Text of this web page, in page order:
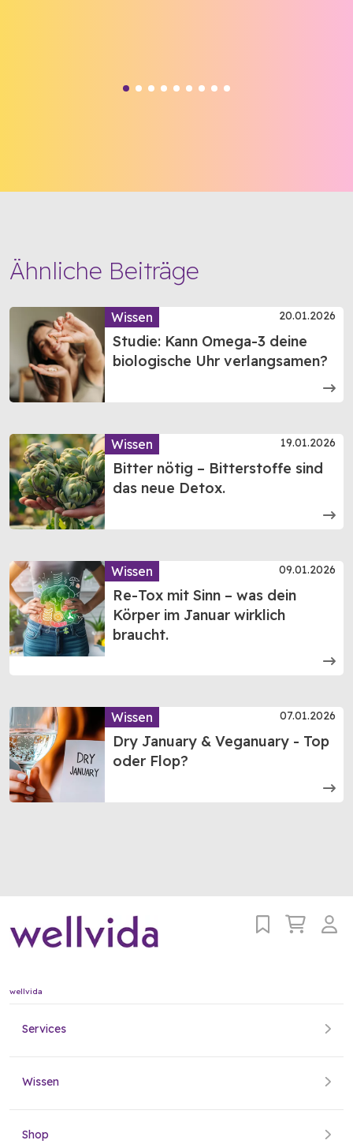
Ähnliche Beiträge
Wissen 20.01.2026
Studie: Kann Omega-3 deine
biologische Uhr verlangsamen?
Wissen 19.01.2026
Bitter nötig – Bitterstoffe sind
das neue Detox.
Wissen 09.01.2026
Re-Tox mit Sinn – was dein
Körper im Januar wirklich
braucht.
Wissen 07.01.2026
Dry January & Veganuary - Top
oder Flop?
wellvida
Services
Wissen
Shop